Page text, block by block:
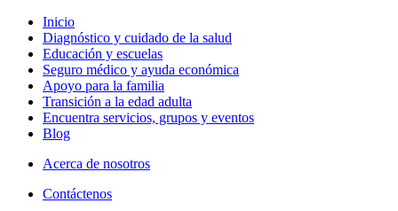
Inicio
Diagnóstico y cuidado de la salud
Educación y escuelas
Seguro médico y ayuda económica
Apoyo para la familia
Transición a la edad adulta
Encuentra servicios, grupos y eventos
Blog
Acerca de nosotros
Contáctenos